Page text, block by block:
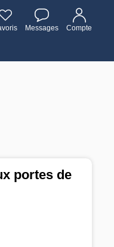
Messages Compte
portes de